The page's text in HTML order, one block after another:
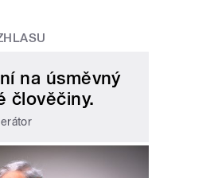
na úsměvný
člověčiny.